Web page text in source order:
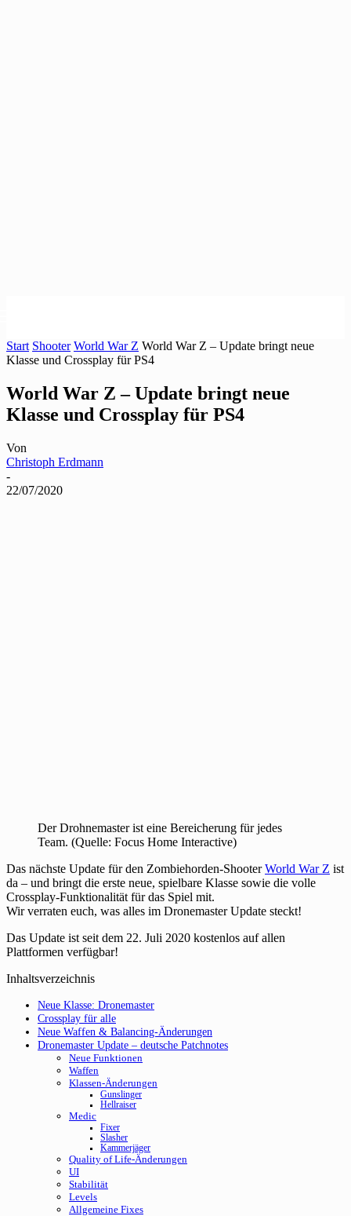
Start Shooter World War Z World War Z – Update bringt neue
Klasse und Crossplay für PS4
World War Z – Update bringt neue
Klasse und Crossplay für PS4
Von
Christoph Erdmann
-
22/07/2020
Der Drohnemaster ist eine Bereicherung für jedes
Team. (Quelle: Focus Home Interactive)
Das nächste Update für den Zombiehorden-ShooterWorld War Z ist
da – und bringt die erste neue, spielbare Klasse sowie die volle
Crossplay-Funktionalität für das Spiel mit.
Wir verraten euch, was alles im Dronemaster Update steckt!
Das Update ist seit dem 22. Juli 2020 kostenlos auf allen
Plattformen verfügbar!
Inhaltsverzeichnis
Neue Klasse: Dronemaster
Crossplay für alle
Neue Waffen & Balancing-Änderungen
Dronemaster Update – deutsche Patchnotes
Neue Funktionen
Waffen
Klassen-Änderungen
Gunslinger
Hellraiser
Medic
Fixer
Slasher
Kammerjäger
Quality of Life-Änderungen
UI
Stabilität
Levels
Allgemeine Fixes